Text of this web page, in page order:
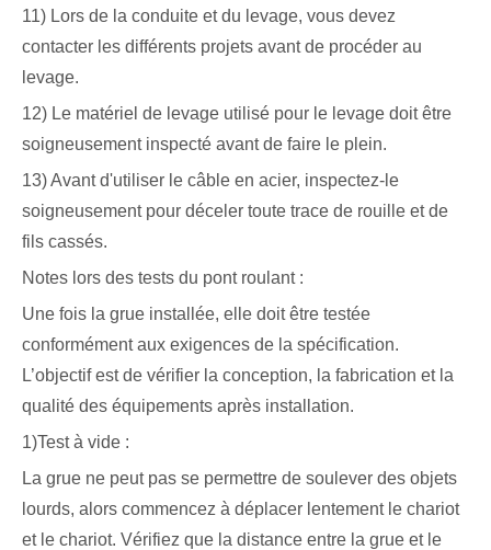
11) Lors de la conduite et du levage, vous devez
contacter les différents projets avant de procéder au
levage.
12) Le matériel de levage utilisé pour le levage doit être
soigneusement inspecté avant de faire le plein.
13) Avant d'utiliser le câble en acier, inspectez-le
soigneusement pour déceler toute trace de rouille et de
fils cassés.
Notes lors des tests du pont roulant :
Une fois la grue installée, elle doit être testée
conformément aux exigences de la spécification.
L’objectif est de vérifier la conception, la fabrication et la
qualité des équipements après installation.
1)Test à vide :
La grue ne peut pas se permettre de soulever des objets
lourds, alors commencez à déplacer lentement le chariot
et le chariot. Vérifiez que la distance entre la grue et le